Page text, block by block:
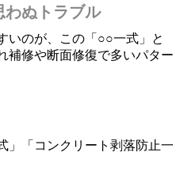
わぬトラブル
いのが、この「○○一式」と
補修や断面修復で多いパター
」「コンクリート剥落防止一